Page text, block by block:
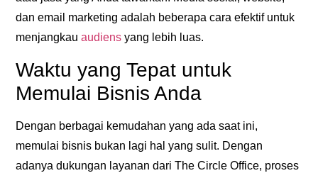
dan email marketing adalah beberapa cara efektif untuk
menjangkauaudiensyang lebih luas.
Waktu yang Tepat untuk
Memulai Bisnis Anda
Dengan berbagai kemudahan yang ada saat ini,
memulai bisnis bukan lagi hal yang sulit. Dengan
adanya dukungan layanan dari The Circle Office, proses